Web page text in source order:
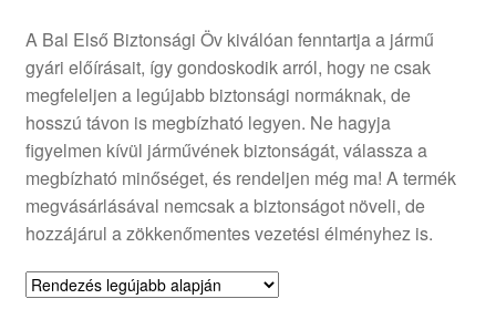
Rólunk
Saját fiókom
Szállítás
Szállítás világszerte
Szekér
A Bal Első Biztonsági Öv kiválóan fenntartja a jármű
gyári előírásait, így gondoskodik arról, hogy ne csak
megfeleljen a legújabb biztonsági normáknak, de
hosszú távon is megbízható legyen. Ne hagyja
figyelmen kívül járművének biztonságát, válassza a
megbízható minőséget, és rendeljen még ma! A termék
megvásárlásával nemcsak a biztonságot növeli, de
hozzájárul a zökkenőmentes vezetési élményhez is.